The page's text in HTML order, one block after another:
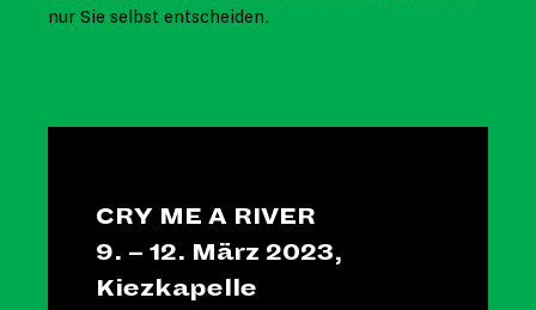
nur Sie selbst entscheiden.
CRY ME A RIVER
9. – 12. März 2023,
Kiezkapelle